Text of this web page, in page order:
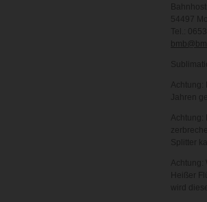
54497
Tel.:
Jahren
Splitter
Heißer
wird